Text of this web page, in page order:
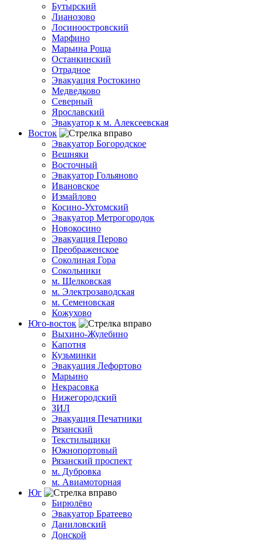
Бутырский
Лианозово
Лосиноостровский
Марфино
Марьина Роща
Останкинский
Отрадное
Эвакуация Ростокино
Медведково
Северный
Ярославский
Эвакуатор к м. Алексеевская
Восток
Эвакуатор Богородское
Вешняки
Восточный
Эвакуатор Гольяново
Ивановское
Измайлово
Косино-Ухтомский
Эвакуатор Метрогородок
Новокосино
Эвакуация Перово
Преображенское
Соколиная Гора
Сокольники
м. Щелковская
м. Электрозаводская
м. Семеновская
Кожухово
Юго-восток
Выхино-Жулебино
Капотня
Кузьминки
Эвакуация Лефортово
Марьино
Некрасовка
Нижегородский
ЗИЛ
Эвакуация Печатники
Рязанский
Текстильщики
Южнопортовый
Рязанский проспект
м. Дубровка
м. Авиамоторная
Юг
Бирюлёво
Эвакуатор Братеево
Даниловский
Донской